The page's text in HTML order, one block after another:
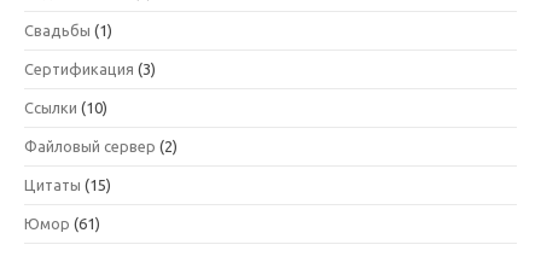
Свадьбы (1)
Сертификация (3)
Ссылки (10)
Файловый сервер (2)
Цитаты (15)
Юмор (61)